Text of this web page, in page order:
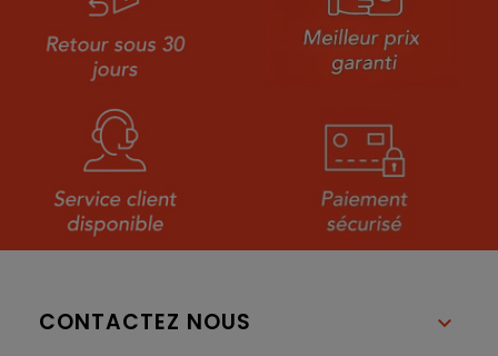
CONTACTEZ NOUS 